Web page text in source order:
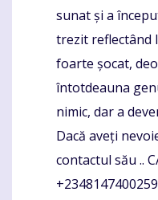
sunat și a
trezit reflectând
foarte șocat,
întotdeauna
nimic, dar a
Dacă aveți
contactul său ..